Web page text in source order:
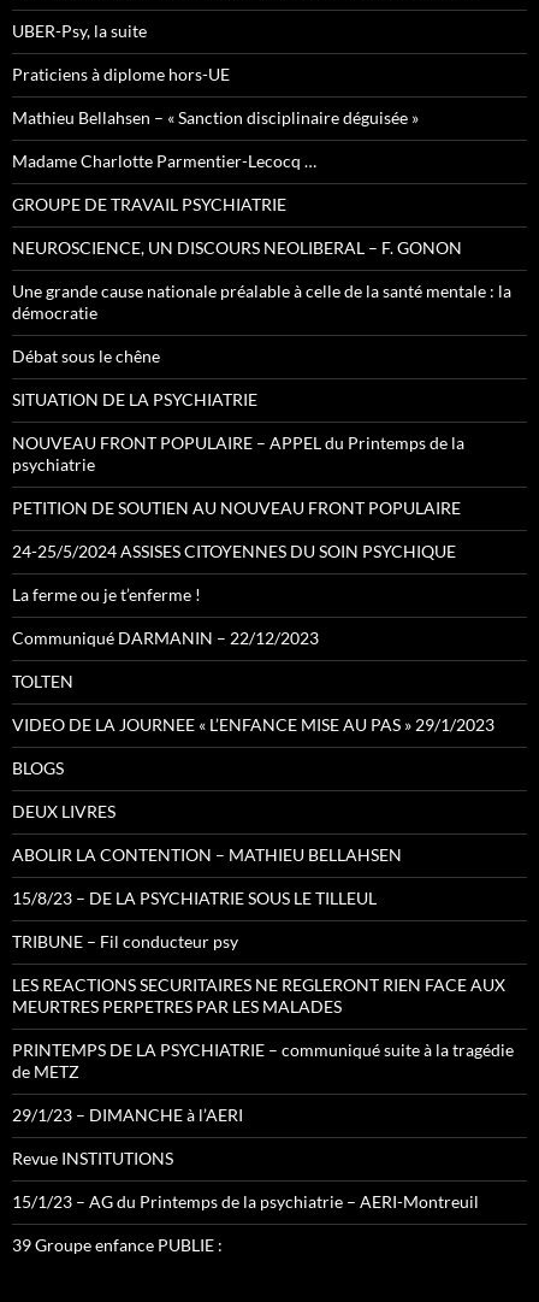
UBER-Psy, la suite
Praticiens à diplome hors-UE
Mathieu Bellahsen – « Sanction disciplinaire déguisée »
Madame Charlotte Parmentier-Lecocq …
GROUPE DE TRAVAIL PSYCHIATRIE
NEUROSCIENCE, UN DISCOURS NEOLIBERAL – F. GONON
Une grande cause nationale préalable à celle de la santé mentale : la
démocratie
Débat sous le chêne
SITUATION DE LA PSYCHIATRIE
NOUVEAU FRONT POPULAIRE – APPEL du Printemps de la
psychiatrie
PETITION DE SOUTIEN AU NOUVEAU FRONT POPULAIRE
24-25/5/2024 ASSISES CITOYENNES DU SOIN PSYCHIQUE
La ferme ou je t’enferme !
Communiqué DARMANIN – 22/12/2023
TOLTEN
VIDEO DE LA JOURNEE « L’ENFANCE MISE AU PAS » 29/1/2023
BLOGS
DEUX LIVRES
ABOLIR LA CONTENTION – MATHIEU BELLAHSEN
15/8/23 – DE LA PSYCHIATRIE SOUS LE TILLEUL
TRIBUNE – Fil conducteur psy
LES REACTIONS SECURITAIRES NE REGLERONT RIEN FACE AUX
MEURTRES PERPETRES PAR LES MALADES
PRINTEMPS DE LA PSYCHIATRIE – communiqué suite à la tragédie
de METZ
29/1/23 – DIMANCHE à l’AERI
Revue INSTITUTIONS
15/1/23 – AG du Printemps de la psychiatrie – AERI-Montreuil
39 Groupe enfance PUBLIE :